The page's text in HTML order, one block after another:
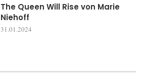
The Queen Will Rise von Marie
Niehoff
31.01.2024